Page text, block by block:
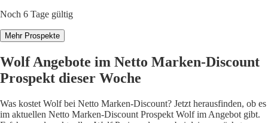
Noch 6 Tage gültig
Mehr Prospekte
Wolf Angebote im Netto Marken-Discount
Prospekt dieser Woche
Was kostet Wolf bei Netto Marken-Discount? Jetzt herausfinden, ob es
im aktuellen Netto Marken-Discount Prospekt Wolf im Angebot gibt.